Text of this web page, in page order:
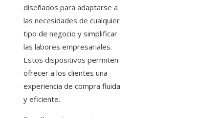
diseñados para adaptarse a
las necesidades de cualquier
tipo de negocio y simplificar
las labores empresariales.
Estos dispositivos permiten
ofrecer a los clientes una
experiencia de compra fluida
y eficiente.